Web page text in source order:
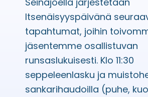
Itsenäisyyspäivänä
tapahtumat, joihin
jäsentemme osallistuvan
runsaslukuisesti. Klo 11:30
seppeleenlasku ja
sankarihaudoilla (puhe,